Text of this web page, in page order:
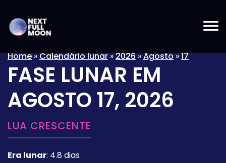
Home»Calendário lunar»2026»Agosto»17
FASE LUNAR EM
AGOSTO 17, 2026
LUA CRESCENTE
Era lunar: 4.8 dias